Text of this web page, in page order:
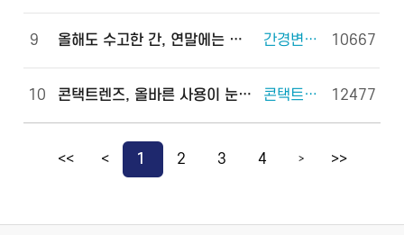
9 올해도 수고한 간, 연말에는 쉬게 해 주세요! 간경변증 외 3건 10667
10 콘택트렌즈, 올바른 사용이 눈 건강을 지킵니다! 콘택트렌즈 외 2건 12477
<< < 1 2 3 4 > >>